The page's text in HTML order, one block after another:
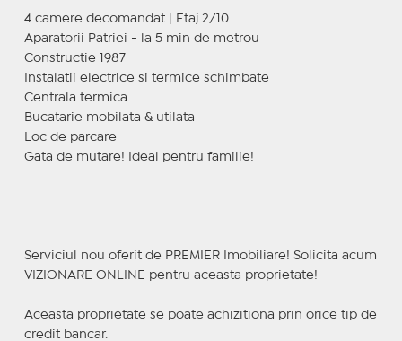
4 camere decomandat | Etaj 2/10
Aparatorii Patriei - la 5 min de metrou
Constructie 1987
Instalatii electrice si termice schimbate
Centrala termica
Bucatarie mobilata & utilata
Loc de parcare
Gata de mutare! Ideal pentru familie!
Serviciul nou oferit de PREMIER Imobiliare! Solicita acum
VIZIONARE ONLINE pentru aceasta proprietate!
Aceasta proprietate se poate achizitiona prin orice tip de
credit bancar.